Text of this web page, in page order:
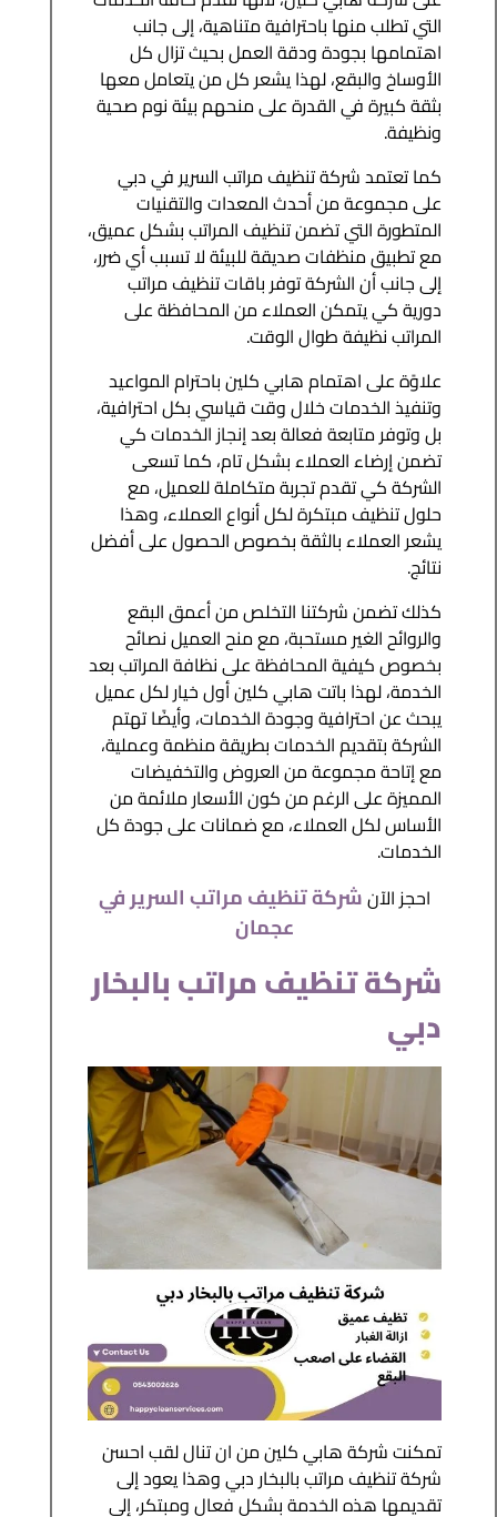
التي تطلب منها باحترافية متناهية، إلى جانب
اهتمامها بجودة ودقة العمل بحيث تزال كل
الأوساخ والبقع، لهذا يشعر كل من يتعامل معها
بثقة كبيرة في القدرة على منحهم بيئة نوم صحية
ونظيفة.
كما تعتمد شركة تنظيف مراتب السرير في دبي
على مجموعة من أحدث المعدات والتقنيات
المتطورة التي تضمن تنظيف المراتب بشكل عميق،
مع تطبيق منظفات صديقة للبيئة لا تسبب أي ضرر،
إلى جانب أن الشركة توفر باقات تنظيف مراتب
دورية كي يتمكن العملاء من المحافظة على
المراتب نظيفة طوال الوقت.
علاوًة على اهتمام هابي كلين باحترام المواعيد
وتنفيذ الخدمات خلال وقت قياسي بكل احترافية،
بل وتوفر متابعة فعالة بعد إنجاز الخدمات كي
تضمن إرضاء العملاء بشكل تام، كما تسعى
الشركة كي تقدم تجربة متكاملة للعميل، مع
حلول تنظيف مبتكرة لكل أنواع العملاء، وهذا
يشعر العملاء بالثقة بخصوص الحصول على أفضل
نتائج.
كذلك تضمن شركتنا التخلص من أعمق البقع
والروائح الغير مستحبة، مع منح العميل نصائح
بخصوص كيفية المحافظة على نظافة المراتب بعد
الخدمة، لهذا باتت هابي كلين أول خيار لكل عميل
يبحث عن احترافية وجودة الخدمات، وأيضًا تهتم
الشركة بتقديم الخدمات بطريقة منظمة وعملية،
مع إتاحة مجموعة من العروض والتخفيضات
المميزة على الرغم من كون الأسعار ملائمة من
الأساس لكل العملاء، مع ضمانات على جودة كل
الخدمات.
احجز الآنشركة تنظيف مراتب السرير في
عجمان
شركة تنظيف مراتب بالبخار
دبي
تمكنت شركة هابي كلين من ان تنال لقب احسن
شركة تنظيف مراتب بالبخار دبي وهذا يعود إلى
تقديمها هذه الخدمة بشكل فعال ومبتكر، إلى